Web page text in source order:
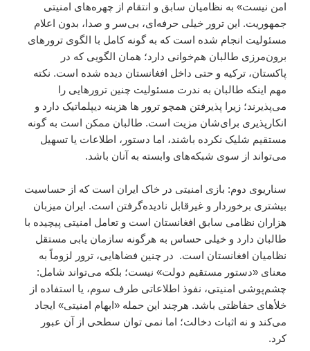
امن نیست» به نظامیان سابق و انتقام از چهره‌های امنیتی
جمهوریت. این ترور خیلی حرفه‌ای، بی‌سر و صدا، بدون اعلام
مسئولیت انجام شده است که به گونه کامل با الگوی ترورهای
برون‌مرزی طالبان هم‌خوانی دارد؛ همان الگویی که در
پاکستان، ترکیه و حتی داخل افغانستان دیده شده است. نکته
مهم اینکه طالبان به‌ ندرت مسئولیت چنین ترورهایی را
می‌پذیرند؛ زیرا پذیرفتن همچو ترور ها هزینه دیپلماتیک دارد و
انکارپذیری برای‌شان مزیت است. طالبان ممکن است به گونه
مستقیم شلیک نکرده باشند، اما دستور، اطلاعات یا تسهیل
می‌تواند از سوی شبکه‌های وابسته به آنان باشد.
سناریوی دوم: بازی امنیتی در خاک ایران است که از حساسیت
بیشتری برخوردار و غیرقابل نادیده‌گرفتن است. ایران میزبان
هزاران نظامی سابق افغانستان است و تعامل امنیتی پیچیده با
طالبان دارد و خیلی حساس به هرگونه سازمان‌ یابی مستقل
نظامیان افغانستان است. در چنین فضاهایی، ترور لزوماً به
معنای «دستور مستقیم دولت» نیست؛ بلکه می‌تواند شامل:
چشم‌پوشی امنیتی، نفوذ اطلاعاتی طرف سوم، یا استفاده از
خلأهای حفاظتی باشد. هرچند این حمله «ابهام امنیتی» ایجاد
می‌کند و نه اثبات دخالت؛ اما نمی توان سطحی از آن عبور
کرد.